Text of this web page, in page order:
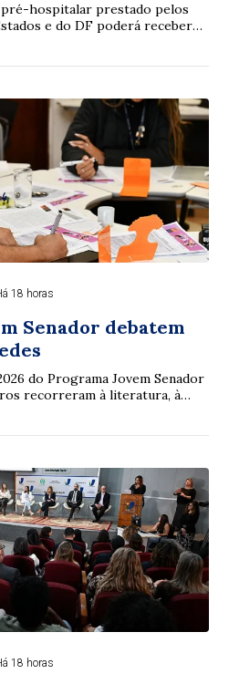
hospitalar prestado pelos
e do DF poderá receber
18 horas
Senador debatem
do Programa Jovem Senador
recorreram à literatura, à
18 horas